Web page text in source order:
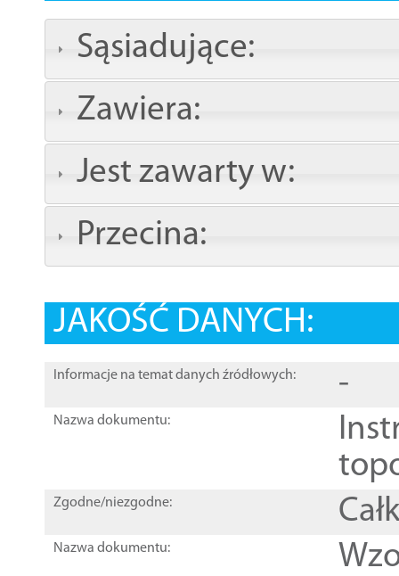
Sąsiadujące:
Zawiera:
Jest zawarty w:
Przecina:
JAKOŚĆ DANYCH:
Informacje na temat danych źródłowych: -
Nazwa dokumentu:
Zgodne/niezgodne:
Nazwa dokumentu: